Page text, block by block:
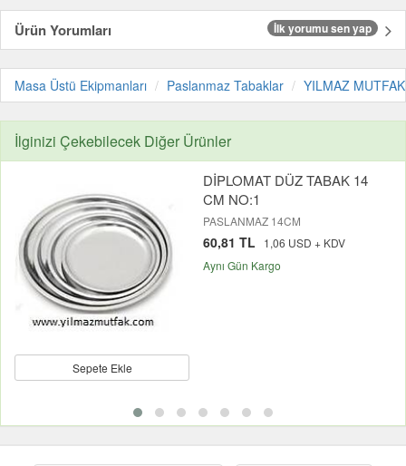
Ürün Yorumları İlk yorumu sen yap
Masa Üstü Ekipmanları Paslanmaz Tabaklar YILMAZ MUTFAK
İlginizi Çekebilecek Diğer Ürünler
Sepete Ekle
DİPLOMAT DÜZ TABAK 14
CM NO:1
PASLANMAZ 14CM
60,81 TL
1,06 USD + KDV
Aynı Gün Kargo